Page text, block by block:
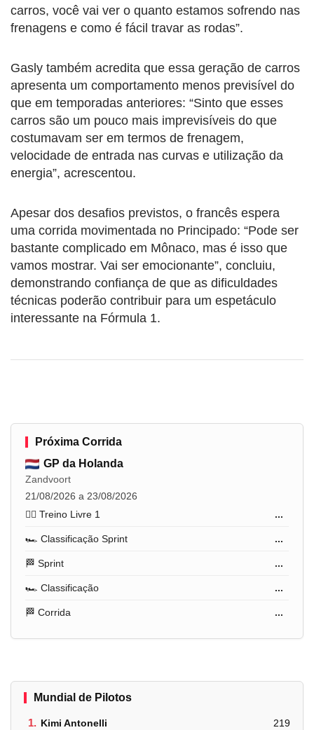
carros, você vai ver o quanto estamos sofrendo nas
frenagens e como é fácil travar as rodas”.
Gasly também acredita que essa geração de carros
apresenta um comportamento menos previsível do
que em temporadas anteriores: “Sinto que esses
carros são um pouco mais imprevisíveis do que
costumavam ser em termos de frenagem,
velocidade de entrada nas curvas e utilização da
energia”, acrescentou.
Apesar dos desafios previstos, o francês espera
uma corrida movimentada no Principado: “Pode ser
bastante complicado em Mônaco, mas é isso que
vamos mostrar. Vai ser emocionante”, concluiu,
demonstrando confiança de que as dificuldades
técnicas poderão contribuir para um espetáculo
interessante na Fórmula 1.
Próxima Corrida
GP da Holanda
Zandvoort
21/08/2026 a 23/08/2026
🏋️‍♂️ Treino Livre 1
...
🏎️ Classificação Sprint ...
🏁 Sprint ...
🏎️ Classificação ...
🏁 Corrida ...
Mundial de Pilotos
1. Kimi Antonelli 219